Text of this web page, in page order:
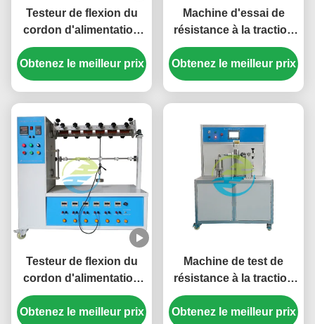
Testeur de flexion du
cordon d'alimentation
pour les prises non
rechargeables et les
prises de courant
Obtenez le meilleur prix
Machine d'essai de
résistance à la traction
pour laboratoire et
conformité IEC |
Système d'analyse de
Obtenez le meilleur prix
Testeur de flexion du
cordon d'alimentation
pour câbles flexibles et
appareils d'alimentation
Obtenez le meilleur prix
Machine de test de
résistance à la traction
avec fonction de torsion
pour les accouplements
Obtenez le meilleur prix